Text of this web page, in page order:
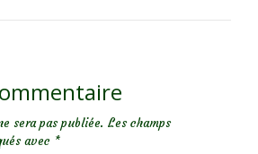
sera pas publiée. Les champs
avec *